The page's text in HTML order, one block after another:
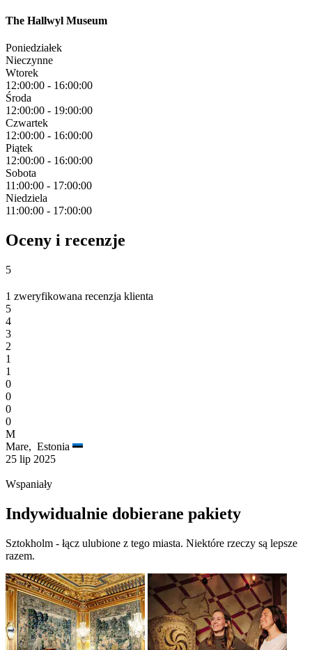
The Hallwyl Museum
Poniedziałek
Nieczynne
Wtorek
12:00:00 - 16:00:00
Środa
12:00:00 - 19:00:00
Czwartek
12:00:00 - 16:00:00
Piątek
12:00:00 - 16:00:00
Sobota
11:00:00 - 17:00:00
Niedziela
11:00:00 - 17:00:00
Oceny i recenzje
5
1 zweryfikowana recenzja klienta
5
4
3
2
1
1
0
0
0
0
M
Mare, Estonia
25 lip 2025
Wspaniały
Indywidualnie dobierane pakiety
Sztokholm - łącz ulubione z tego miasta. Niektóre rzeczy są lepsze
razem.